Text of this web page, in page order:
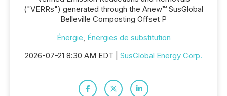
("VERRs") generated through the Anew™ SusGlobal
Belleville Composting Offset P
Énergie, Énergies de substitution
2026-07-21 8:30 AM EDT | SusGlobal Energy Corp.